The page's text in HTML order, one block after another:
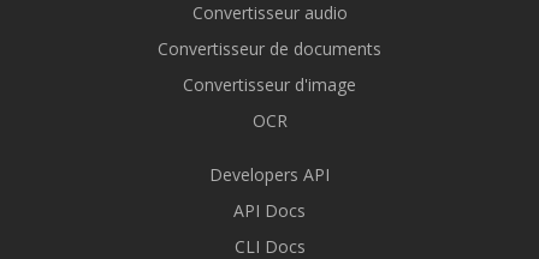
Convertisseur audio
Convertisseur de documents
Convertisseur d'image
OCR
Developers API
API Docs
CLI Docs